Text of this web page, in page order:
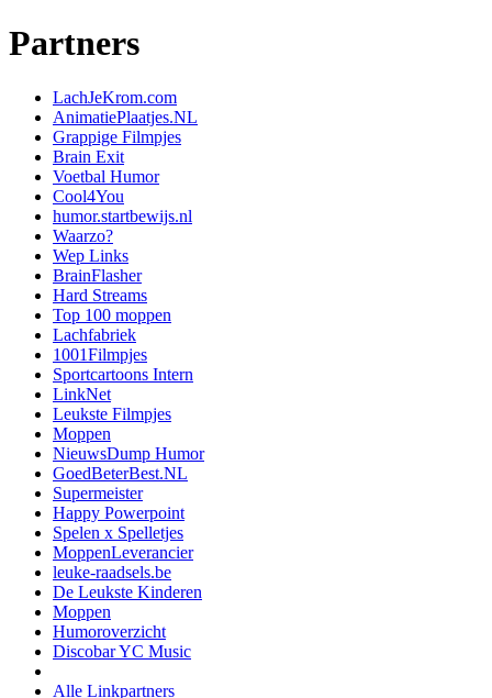
Partners
LachJeKrom.com
AnimatiePlaatjes.NL
Grappige Filmpjes
Brain Exit
Voetbal Humor
Cool4You
humor.startbewijs.nl
Waarzo?
Wep Links
BrainFlasher
Hard Streams
Top 100 moppen
Lachfabriek
1001Filmpjes
Sportcartoons Intern
LinkNet
Leukste Filmpjes
Moppen
NieuwsDump Humor
GoedBeterBest.NL
Supermeister
Happy Powerpoint
Spelen x Spelletjes
MoppenLeverancier
leuke-raadsels.be
De Leukste Kinderen
Moppen
Humoroverzicht
Discobar YC Music
Alle Linkpartners